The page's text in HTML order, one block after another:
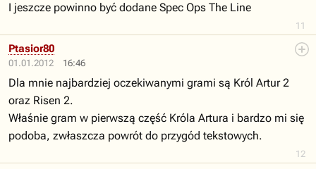
11
I jeszcze powinno być dodane Spec Ops The Line
01.01.2012 16:46
12
Ptasior80
Dla mnie najbardziej oczekiwanymi grami są Król Artur 2
oraz Risen 2.
Właśnie gram w pierwszą część Króla Artura i bardzo mi się
podoba, zwłaszcza powrót do przygód tekstowych.